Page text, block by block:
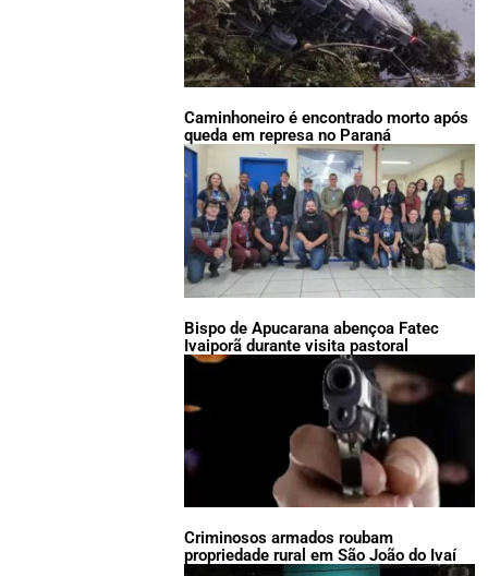
Caminhoneiro é encontrado morto após
queda em represa no Paraná
Bispo de Apucarana abençoa Fatec
Ivaiporã durante visita pastoral
Criminosos armados roubam
propriedade rural em São João do Ivaí